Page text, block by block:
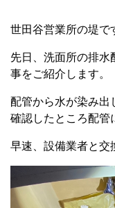
世田谷営業所の堤で
先日、洗面所の排水
事をご紹介します。
配管から水が染み出
確認したところ配管
早速、設備業者と交